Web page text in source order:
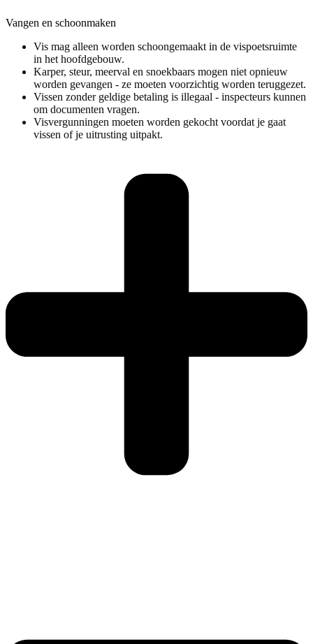
Vangen en schoonmaken
Vis mag alleen worden schoongemaakt in de vispoetsruimte
in het hoofdgebouw.
Karper, steur, meerval en snoekbaars mogen niet opnieuw
worden gevangen - ze moeten voorzichtig worden teruggezet.
Vissen zonder geldige betaling is illegaal - inspecteurs kunnen
om documenten vragen.
Visvergunningen moeten worden gekocht voordat je gaat
vissen of je uitrusting uitpakt.